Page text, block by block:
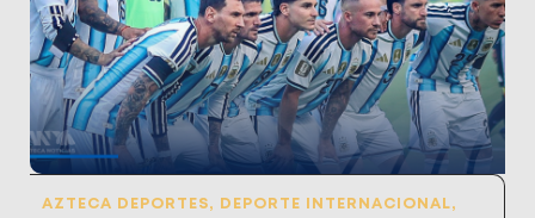
AZTECA DEPORTES, DEPORTE INTERNACIONAL,